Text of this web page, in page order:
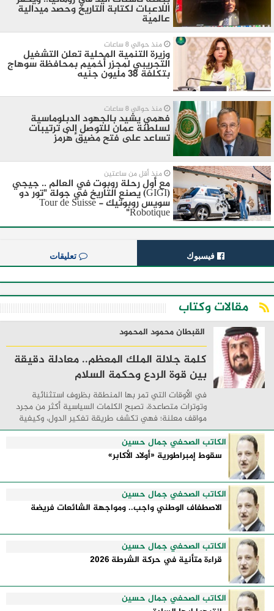
اللاعبات لكتابة التاريخ وحصد ميدالية
عالمية
منذ حوالي 8 ساعات
وزيرة التنمية المحلية تعلن التشغيل
التجريبي لمجزر أخميم بمحافظة سوهاج
بتكلفة 38 مليون جنيه
منذ حوالي 8 ساعات
فهمي يشيد بالجهود الدبلوماسية
لسلطنة عمان للتوصل إلى ترتيبات
تساعد على فتح مضيق هُرمز
منذ أقل من ساعتين
مع أول رحلة روبوت في العالم .. جيجي
(GIGI) يصنع التاريخ في جولة "تور دو
سويس روبوتيك - Tour de Suisse
Robotique"
فيسبوك تعليقات
مقالات وكتاب
القبطان محمود المحمود
كلمة جلالة الملك المعظم.. معادلة دقيقة
بين قوة الردع وحكمة السلام
في الأوقات التي تمر بها المنطقة بظروف استثنائية
وتوترات متصاعدة، تصبح الكلمات السياسية أكثر من مجرد
مواقف معلنة؛ فهي تكشف طريقة تفكير الدول، وكيفية
إدارتها للأزمات، والحدود التي تفصل بين القوة ...
الكاتب الصحفي جمال حسين
سقوط إمبراطورية «أولاد الأكابر»
الكاتب الصحفي جمال حسين
الاصطفاف الوطني واجب.. ومواجهة الشائعات فريضة
الكاتب الصحفي جمال حسين
قراءة متأنية في حركة الشرطة 2026
الكاتب الصحفي جمال حسين